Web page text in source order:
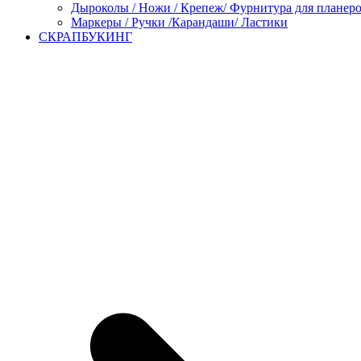
Дыроколы / Ножи / Крепеж/ Фурнитура для
Маркеры / Ручки /Карандаши/ Ластики
СКРАПБУКИНГ